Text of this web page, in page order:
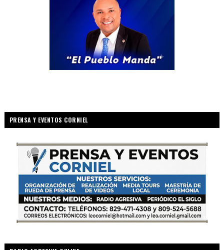
PRENSA Y EVENTOS CORNIEL